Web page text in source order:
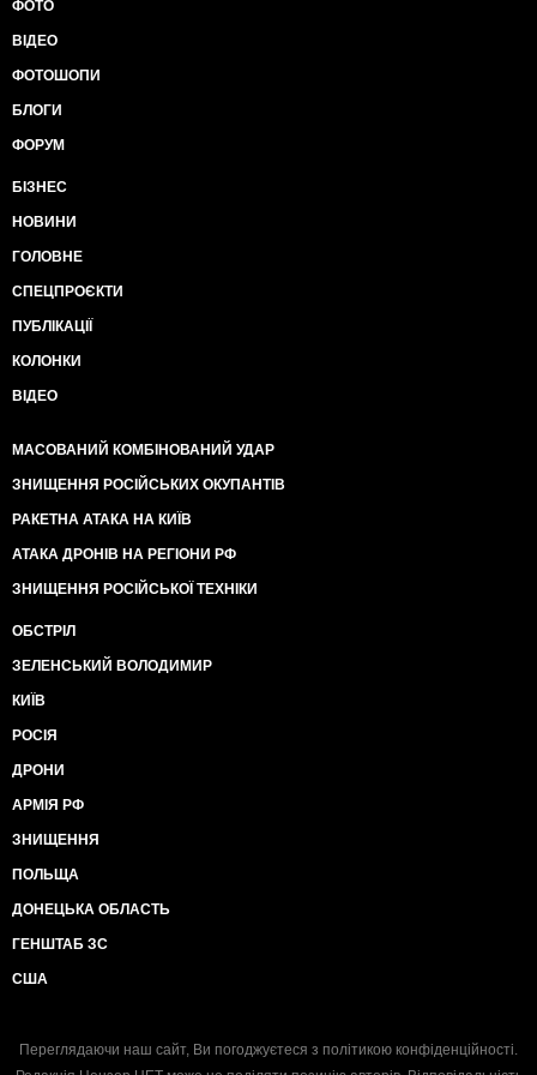
поставки военных приборов из РФ, ряд операций в
приграничных районах. Уверен, что нападение на
"Шведа" и раскрытие его работы и состава группы,
это составная часть действий российской агентуры -
Руслана Демченко, замминистра иностранных дел
при Януковиче, реального русофила и российского
при Владимире Зеленском, и главы Офиса
президента Андрея Ермака, который получил от
коммуникации с Кремлем в обмен на провал
ключевых операций украинской разведки против
России. Дело "вагнеровцев", которое также было
провалено 24 июля 2020-го года - это звено той же
"крышует" российскую агентуру в украинских
спецслужбах также как и коррупционера Татарова, и
события.Спустя год, по моей информации, перед
бойцами группы "Шведа" никто не извинился, им
даже не вернули украденные при задержании
личные вещи. Офис президента сделал все, чтобы
украинский диверсант, чтобы рассекретить одно из
самых опасных для России диверсионных
подразделений Украины, и сейчас пытается молча
сделать вид, будто ничего не было.Но эта история
Банковой не должны думать, что преступления
будут забыты и сейчас и после неизбежной смены
ФОТО
ВІДЕО
ФОТОШОПИ
БЛОГИ
ФОРУМ
БІЗНЕС
НОВИНИ
ГОЛОВНЕ
СПЕЦПРОЄКТИ
ПУБЛІКАЦІЇ
КОЛОНКИ
ВІДЕО
МАСОВАНИЙ КОМБІНОВАНИЙ УДАР
ЗНИЩЕННЯ РОСІЙСЬКИХ ОКУПАНТІВ
РАКЕТНА АТАКА НА КИЇВ
АТАКА ДРОНІВ НА РЕГІОНИ РФ
ЗНИЩЕННЯ РОСІЙСЬКОЇ ТЕХНІКИ
ОБСТРІЛ
ЗЕЛЕНСЬКИЙ ВОЛОДИМИР
КИЇВ
РОСІЯ
ДРОНИ
АРМІЯ РФ
ЗНИЩЕННЯ
ПОЛЬЩА
ДОНЕЦЬКА ОБЛАСТЬ
ГЕНШТАБ ЗС
США
Переглядаючи наш сайт, Ви погоджуєтеся з політикою конфіденційності.